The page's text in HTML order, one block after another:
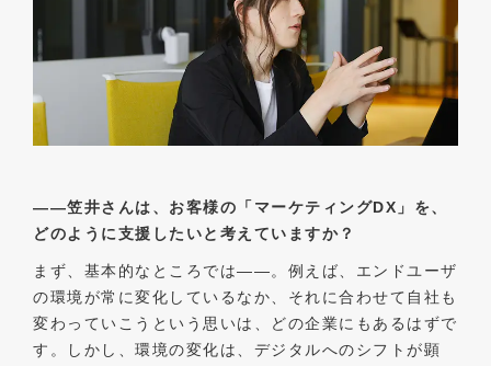
――笠井さんは、お客様の「マーケティングDX」を、
どのように支援したいと考えていますか？
まず、基本的なところでは――。例えば、エンドユーザ
の環境が常に変化しているなか、それに合わせて自社も
変わっていこうという思いは、どの企業にもあるはずで
す。しかし、環境の変化は、デジタルへのシフトが顕